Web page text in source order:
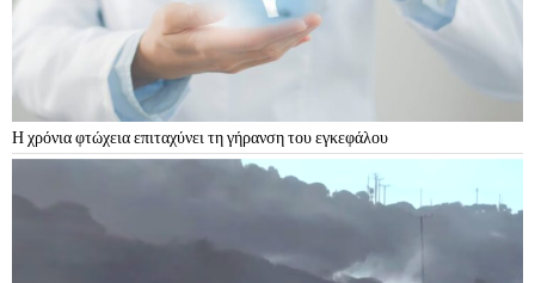
Η χρόνια φτώχεια επιταχύνει τη γήρανση του εγκεφάλου